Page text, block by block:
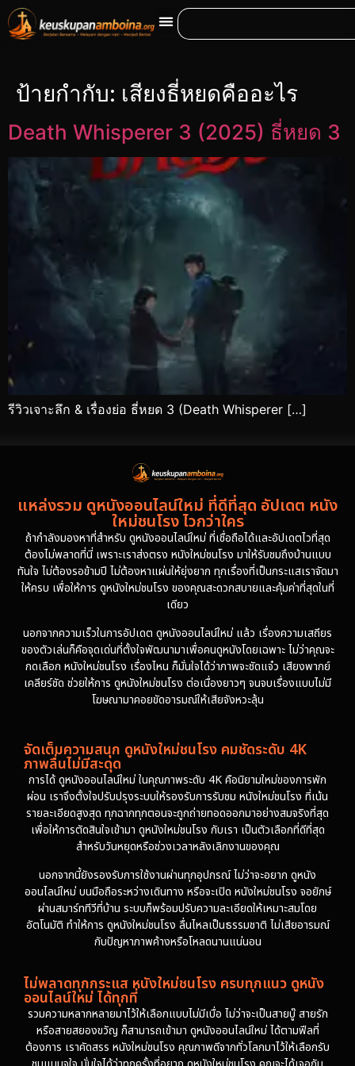
ป้ายกำกับ: เสียงธี่หยดคืออะไร
Death Whisperer 3 (2025) ธี่หยด 3
รีวิวเจาะลึก & เรื่องย่อ ธี่หยด 3 (Death Whisperer […]
แหล่งรวม ดูหนังออนไลน์ใหม่ ที่ดีที่สุด อัปเดต หนัง
ใหม่ชนโรง ไวกว่าใคร
ถ้ากำลังมองหาที่สำหรับ ดูหนังออนไลน์ใหม่ ที่เชื่อถือได้และอัปเดตไวที่สุด
ต้องไม่พลาดที่นี่ เพราะเราส่งตรง หนังใหม่ชนโรง มาให้รับชมถึงบ้านแบบ
ทันใจ ไม่ต้องรอข้ามปี ไม่ต้องหาแผ่นให้ยุ่งยาก ทุกเรื่องที่เป็นกระแสเราจัดมา
ให้ครบ เพื่อให้การ ดูหนังใหม่ชนโรง ของคุณสะดวกสบายและคุ้มค่าที่สุดในที่
เดียว
นอกจากความเร็วในการอัปเดต ดูหนังออนไลน์ใหม่ แล้ว เรื่องความเสถียร
ของตัวเล่นก็คือจุดเด่นที่ตั้งใจพัฒนามาเพื่อคนดูหนังโดยเฉพาะ ไม่ว่าคุณจะ
กดเลือก หนังใหม่ชนโรง เรื่องไหน ก็มั่นใจได้ว่าภาพจะชัดแจ๋ว เสียงพากย์
เคลียร์ชัด ช่วยให้การ ดูหนังใหม่ชนโรง ต่อเนื่องยาวๆ จนจบเรื่องแบบไม่มี
โฆษณามาคอยขัดอารมณ์ให้เสียจังหวะลุ้น
จัดเต็มความสนุก ดูหนังใหม่ชนโรง คมชัดระดับ 4K
ภาพลื่นไม่มีสะดุด
การได้ ดูหนังออนไลน์ใหม่ ในคุณภาพระดับ 4K คือนิยามใหม่ของการพัก
ผ่อน เราจึงตั้งใจปรับปรุงระบบให้รองรับการรับชม หนังใหม่ชนโรง ที่เน้น
รายละเอียดสูงสุด ทุกฉากทุกตอนจะถูกถ่ายทอดออกมาอย่างสมจริงที่สุด
เพื่อให้การตัดสินใจเข้ามา ดูหนังใหม่ชนโรง กับเรา เป็นตัวเลือกที่ดีที่สุด
สำหรับวันหยุดหรือช่วงเวลาหลังเลิกงานของคุณ
นอกจากนี้ยังรองรับการใช้งานผ่านทุกอุปกรณ์ ไม่ว่าจะอยาก ดูหนัง
ออนไลน์ใหม่ บนมือถือระหว่างเดินทาง หรือจะเปิด หนังใหม่ชนโรง จอยักษ์
ผ่านสมาร์ททีวีที่บ้าน ระบบก็พร้อมปรับความละเอียดให้เหมาะสมโดย
อัตโนมัติ ทำให้การ ดูหนังใหม่ชนโรง ลื่นไหลเป็นธรรมชาติ ไม่เสียอารมณ์
กับปัญหาภาพค้างหรือโหลดนานแน่นอน
ไม่พลาดทุกกระแส หนังใหม่ชนโรง ครบทุกแนว ดูหนัง
ออนไลน์ใหม่ ได้ทุกที่
รวมความหลากหลายมาไว้ให้เลือกแบบไม่มีเบื่อ ไม่ว่าจะเป็นสายบู๊ สายรัก
หรือสายสยองขวัญ ก็สามารถเข้ามา ดูหนังออนไลน์ใหม่ ได้ตามฟีลที่
ต้องการ เราคัดสรร หนังใหม่ชนโรง คุณภาพดีจากทั่วโลกมาไว้ให้เลือกรับ